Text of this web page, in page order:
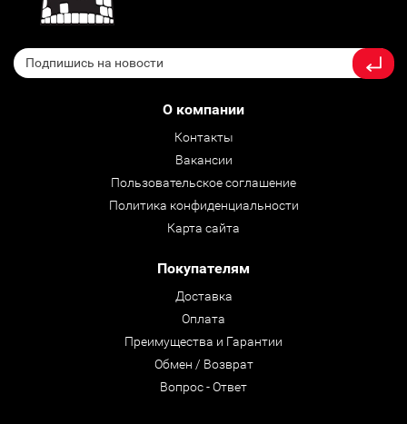
О компании
Контакты
Вакансии
Пользовательское соглашение
Политика конфиденциальности
Карта сайта
Покупателям
Доставка
Оплата
Преимущества и Гарантии
Обмен / Возврат
Вопрос - Ответ